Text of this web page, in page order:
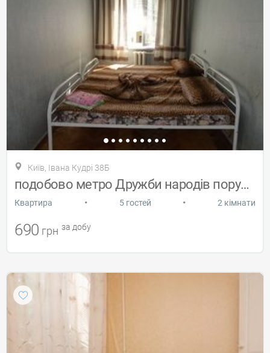
Київ, Івана Кудрі 38Б
подобово метро Дружби народів поруч 2кв
Квартира • 5 гостей • 2 кімнати
690 грн за добу